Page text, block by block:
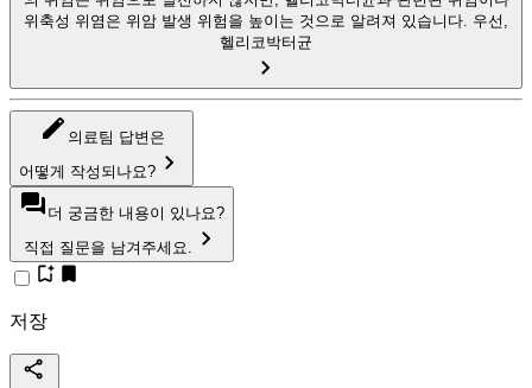
위축성 위염은 위암 발생 위험을 높이는 것으로 알려져 있습니다. 우선,
헬리코박터균
의료팀 답변은
어떻게 작성되나요?
더 궁금한 내용이 있나요?
직접 질문을 남겨주세요.
저장